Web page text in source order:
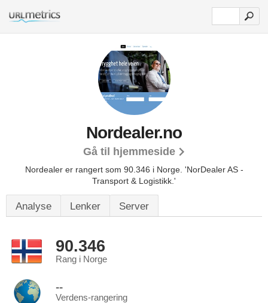
Nordealer.no
Gå til hjemmeside
Nordealer er rangert som 90.346 i Norge. 'NorDealer AS -
Transport & Logistikk.'
Analyse Lenker Server
90.346
Rang i Norge
--
Verdens-rangering